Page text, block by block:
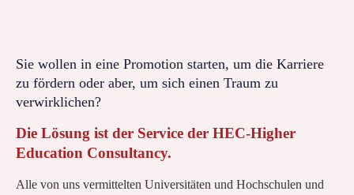
Sie wollen in eine Promotion starten, um die Karriere
zu fördern oder aber, um sich einen Traum zu
verwirklichen?
Die Lösung ist der Service der HEC-Higher
Education Consultancy.
Alle von uns vermittelten Universitäten und Hochschulen und